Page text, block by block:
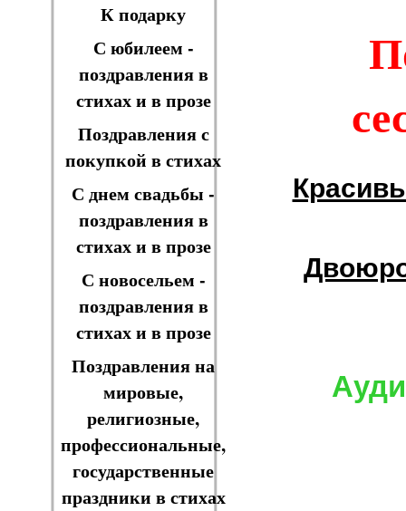
К подарку
С юбилеем -
поздравления в
стихах и в прозе
Поздравления с
покупкой в стихах
С днем свадьбы -
поздравления в
стихах и в прозе
С новосельем -
поздравления в
стихах и в прозе
Поздравления на
мировые,
религиозные,
профессиональные,
государственные
праздники в стихах